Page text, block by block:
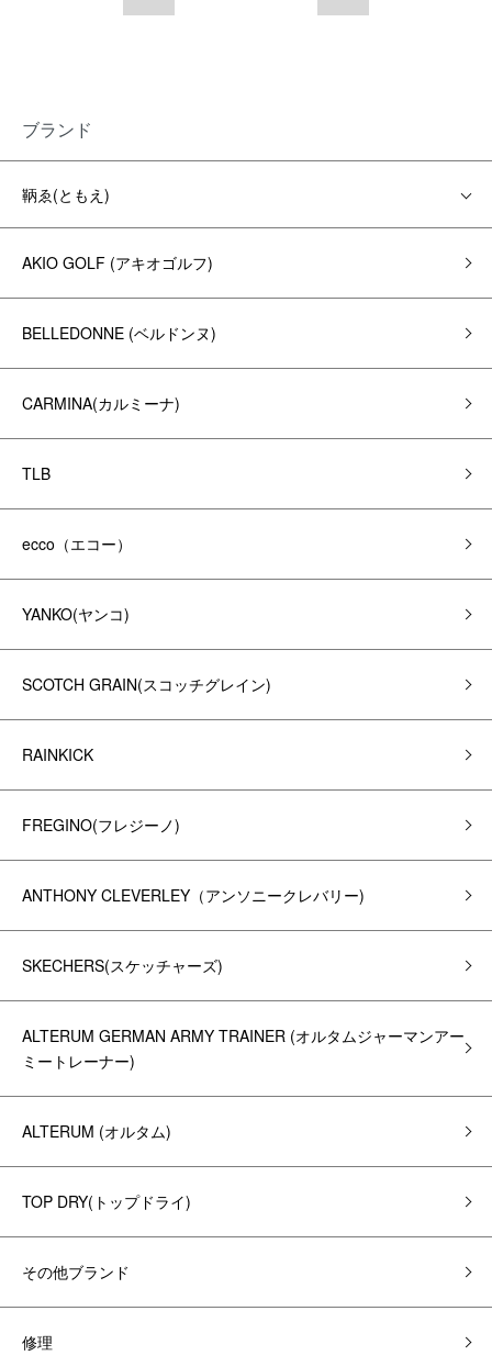
ブランド
鞆ゑ(ともえ)
AKIO GOLF (アキオゴルフ)
BELLEDONNE (ベルドンヌ)
CARMINA(カルミーナ)
TLB
ecco（エコー）
YANKO(ヤンコ)
SCOTCH GRAIN(スコッチグレイン)
RAINKICK
FREGINO(フレジーノ)
ANTHONY CLEVERLEY（アンソニークレバリー)
SKECHERS(スケッチャーズ)
ALTERUM GERMAN ARMY TRAINER (オルタムジャーマンアー
ミートレーナー)
ALTERUM (オルタム)
TOP DRY(トップドライ)
その他ブランド
修理